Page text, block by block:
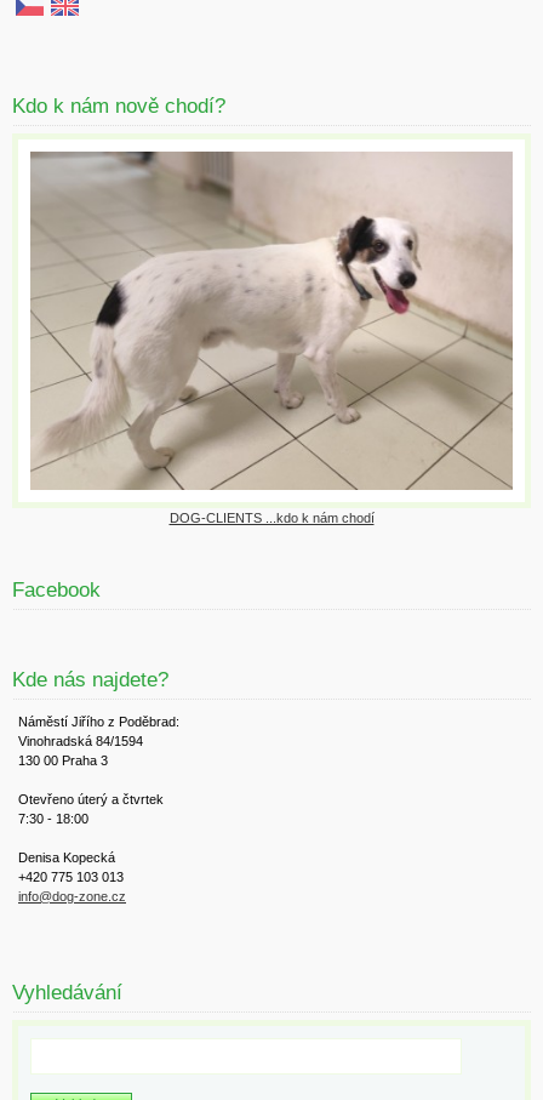
Kdo k nám nově chodí?
DOG-CLIENTS ...kdo k nám chodí
Facebook
Kde nás najdete?
Náměstí Jiřího z Poděbrad:
Vinohradská 84/1594
130 00 Praha 3
Otevřeno úterý a čtvrtek
7:30 - 18:00
Denisa Kopecká
+420 775 103 013
info@dog-zone.cz
Vyhledávání